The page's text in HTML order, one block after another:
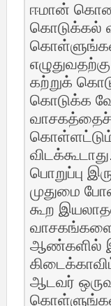
ஈமான்
கொடுக்கல்
கற்றுக்
கொடுக்க
பொறுப்பு
முதுமை
கூற
ஆண்களில்
ஆடவர்